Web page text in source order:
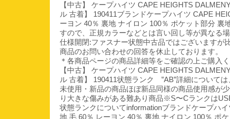
【中古】 ケープハイツ CAPE HEIGHTS
ル 古着】 190411ブランドケープハイツ CAPE
ーヨン 40％ 裏地 ナイロン 100％ ポケット部分
すので、正規カラーなどとは言い回し等が異なる場
仕様開閉:ファスナー状態中古品ではございますが
商品のお問い合わせの回答を休止しております。
＊各商品ページの商品詳細等をご確認の上ご購入く
【中古】 ケープハイツ CAPE HEIGHTS
ル 古着】 190411状態ランク ”AB”詳細について
未使用・新品の商品ほぼ新品同様の商品使用感が
り大きな傷みがある難あり商品※S〜Cランクは
状態ランクについてinformationブランドケープ
地 毛 60％ レーヨン 40％ 裏地 ナイロン 100％ ポ